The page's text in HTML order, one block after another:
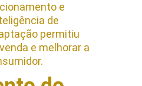
e
de
permitiu
e melhorar a